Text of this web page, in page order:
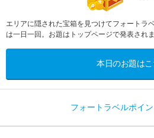
エリアに隠された宝箱を見つけてフォートラ
は一日一回。お題はトップページで発表されま
本日のお題はこ
フォートラベルポイ